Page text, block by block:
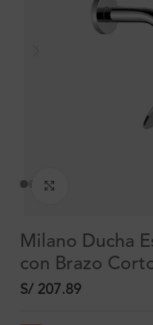
Milano Ducha
con Brazo
S/ 207.89